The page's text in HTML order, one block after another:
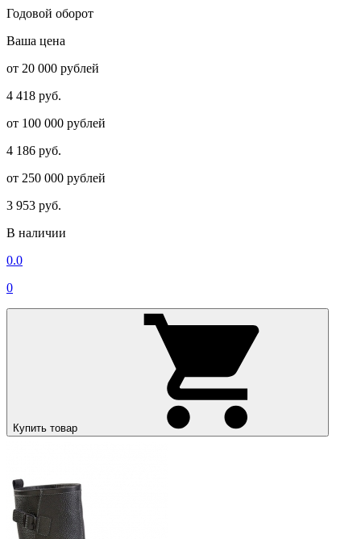
Годовой оборот
Ваша цена
от 20 000 рублей
4 418 руб.
от 100 000 рублей
4 186 руб.
от 250 000 рублей
3 953 руб.
В наличии
0.0
0
Купить товар